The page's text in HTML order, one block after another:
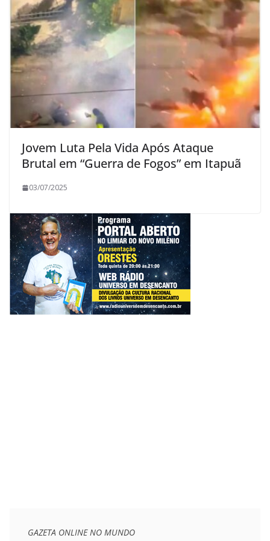
Jovem Luta Pela Vida Após Ataque
Brutal em “Guerra de Fogos” em Itapuã
03/07/2025
GAZETA ONLINE NO MUNDO